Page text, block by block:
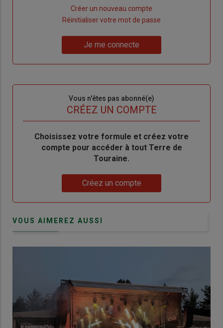
Créer un nouveau compte
de
Réinitialiser votre mot de passe
me
Je me connecte
Vous n'êtes pas abonné(e)
CRÉEZ UN COMPTE
BodyChoisissez votre formule et créez votre
compte pour accéder à tout Terre de
Touraine.
Créez un compte
VOUS AIMEREZ AUSSI